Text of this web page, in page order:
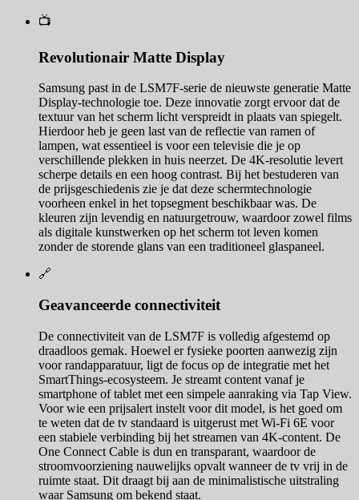
📺
Revolutionair Matte Display
Samsung past in de LSM7F-serie de nieuwste generatie Matte
Display-technologie toe. Deze innovatie zorgt ervoor dat de
textuur van het scherm licht verspreidt in plaats van spiegelt.
Hierdoor heb je geen last van de reflectie van ramen of
lampen, wat essentieel is voor een televisie die je op
verschillende plekken in huis neerzet. De 4K-resolutie levert
scherpe details en een hoog contrast. Bij het bestuderen van
de prijsgeschiedenis zie je dat deze schermtechnologie
voorheen enkel in het topsegment beschikbaar was. De
kleuren zijn levendig en natuurgetrouw, waardoor zowel films
als digitale kunstwerken op het scherm tot leven komen
zonder de storende glans van een traditioneel glaspaneel.
🔗
Geavanceerde connectiviteit
De connectiviteit van de LSM7F is volledig afgestemd op
draadloos gemak. Hoewel er fysieke poorten aanwezig zijn
voor randapparatuur, ligt de focus op de integratie met het
SmartThings-ecosysteem. Je streamt content vanaf je
smartphone of tablet met een simpele aanraking via Tap View.
Voor wie een prijsalert instelt voor dit model, is het goed om
te weten dat de tv standaard is uitgerust met Wi-Fi 6E voor
een stabiele verbinding bij het streamen van 4K-content. De
One Connect Cable is dun en transparant, waardoor de
stroomvoorziening nauwelijks opvalt wanneer de tv vrij in de
ruimte staat. Dit draagt bij aan de minimalistische uitstraling
waar Samsung om bekend staat.